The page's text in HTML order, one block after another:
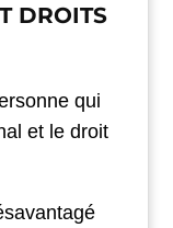
DROITS
qui
et le droit